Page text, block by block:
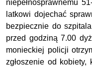
niepełnosprawnemu
latkowi dojechać
bezpiecznie do
przed godziną 7.00
monieckiej policji
zgłoszenie od kobiety,